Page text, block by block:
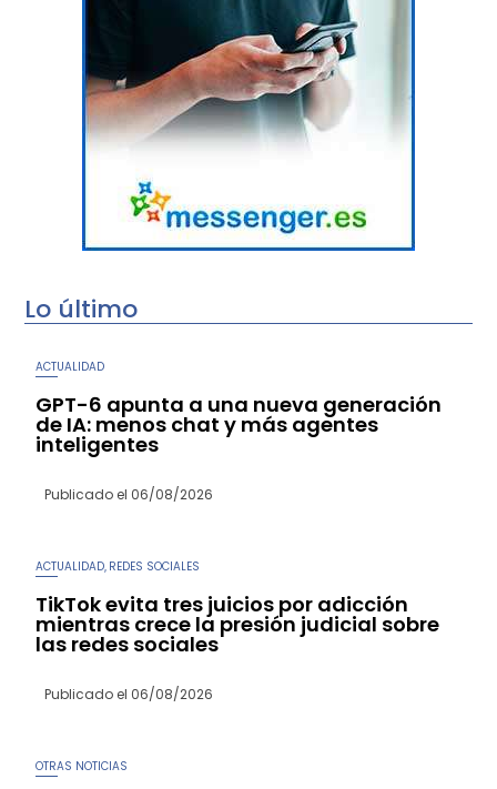
Lo último
ACTUALIDAD
GPT-6 apunta a una nueva generación
de IA: menos chat y más agentes
inteligentes
Publicado el 06/08/2026
ACTUALIDAD REDES SOCIALES
TikTok evita tres juicios por adicción
mientras crece la presión judicial sobre
las redes sociales
Publicado el 06/08/2026
OTRAS NOTICIAS